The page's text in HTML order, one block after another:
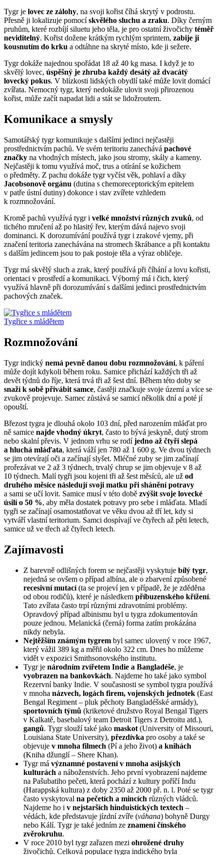
Tygr je lovec ze zálohy, na svoji kořist číhá skrytý v podrostu.
Přesně ji lokalizuje pomocískvělého sluchu a zraku. Díky černým
pruhům, které rozbíjí siluetu jeho těla, je pro ostatní živočichy téměř
neviditelný. Kořist dožene krátkým rychlým sprintem, zabije ji
kousnutím do krku a odtáhne na skryté místo, kde ji sežere.
Tygr dokáže najednou spořádat 18 až 40 kg masa. I když je to
skvělý lovec, úspěšný je zhruba každý desátý až dvacátý
lovecký pokus. V blízkosti lidských obydlí také může lovit domácí
zvířata. Nemocný tygr, který nedokáže ulovit svoji přirozenou
kořist, může začít napadat lidi a stát se lidožroutem.
Komunikace a smysly
Samotářský tygr komunikuje s dalšími jedinci nejčastěji
prostřednictvím pachů. Ve svém teritoriu zanechává pachové
značky na vhodných místech, jako jsou stromy, skály a kameny.
Nejčastěji k tomu využívá moč, trus a otírání se kožichem
o předměty. Z pachu dokáže tygr vyčíst věk, pohlaví a díky
Jacobsonově orgánu (dutina s chemoreceptorickým epitelem
v patře ústní dutiny) dokonce i stav zvířete vzhledem
k rozmnožování.
Kromě pachů využívá tygr i velké množství různých zvuků, od
tichého mručení až po hlasitý řev, kterým dává najevo svoji
dominanci. K dorozumívání používá tygr i zrakové vjemy, při
značení teritoria zanechávána na stromech škrábance a při kontaktu
s dalším jedincem jsou to pak postoje těla a výraz obličeje.
Tygr má skvělý sluch a zrak, který používá při číhání a lovu kořisti,
orientaci v prostředí a komunikaci. Výborný má i čich, který
využívá hlavně při dorozumívání s dalšími jedinci prostřednictvím
pachových značek.
Tygřice s mládětem
Rozmnožování
Tygr indický nemá pevně danou dobu rozmnožování, k páření
může dojít kdykoli během roku. Samice přichází každých tři až
devět týdnů do říje, která trvá tři až šest dní. Během této doby se
snaží k sobě přivábit samce, častěji značkuje svoje území a více se
zvukově projevuje. Samec zůstává se samicí několik dní a poté jí
opouští.
Březost tygra je dlouhá okolo 103 dní, před narozením mláďat pro
ně samice najde vhodný úkryt, často to bývá jeskyně, dutý strom
nebo skalní převis. V jednom vrhu se rodíjedno až čtyři slepá
a hluchá mláďata, která váží jen 780 až 1 600 g. Ve dvou týdnech
se jim otevírají oči a začínají slyšet. Mléčné zuby se jim začínají
prořezávat ve 2 až 3 týdnech, trvalý chrup se jim objevuje v 8 až
10 týdnech. Malí tygři jsou kojeni tři až šest měsíců, ale už od
druhého měsíce následují svoji matku při shánění potravy
a sami se učí lovit. Samice musí v této době zvýšit svoje lovecké
úsilí o 50 %, aby měla dostatek potravy pro sebe i mláďata. Mladí
tygři se začínají osamostatňovat ve věku dvou až tří let, kdy si
vytváří vlastní teritorium. Samci dospívají ve čtyřech až pěti letech,
samice už ve třech až čtyřech letech.
Zajímavosti
Z barevně odlišných forem se nejčastěji vyskytuje bílý tygr,
nejedná se ovšem o případ albína, ale o zbarvení způsobené
recesivní mutací(ta se projeví jen v případě, že je zděděna
od obou rodičů), které je následkem příbuzenského křížení.
Tato zvířata často trpí různými zdravotními problémy.
Opravdový případ albinismu byl u tygra zdokumentován
pouze jednou. Melanická (černá) forma zatím prokázána
nikdy nebyla.
Nejtěžším známým tygrem byl samec ulovený v roce 1967,
který vážil 389 kg a měřil okolo 322 cm. Dnes ho můžeme
vidět v expozici Smithsonovského institutu.
Tygr je národním zvířetem Indie a Bangladéše, je
vyobrazen na bankovkách. Najdeme ho také jako symbol
Rezervní banky Indie. V současnosti se symbol tygra používá
v mnoha názvech, logách firem, vojenských jednotek (East
Bengal Regiment – pluk pěchoty Bangladéšské armády),
sportovních týmů (kriketové družstvo Royal Bengal Tigers
v Kalkatě, basebalový team Detroit Tigers z Detroitu atd.),
gangů. Tygr slouží také jako maskot (University of Missouri,
Louisiana State University), přezdívka pro osoby a také se
objevuje v mnoha filmech (Pí a jeho život) a knihách
(Kniha džunglí – Shere Khan).
Tygr má významné postavení v mnoha asijských
kulturách a náboženstvích. Jeho první vyobrazení najdeme
na Pašubatiho pečeti, která pochází z kultury poříčí Indu
(Harappská kultura) z doby 2350 až 2000 př. n. l. Poté se tygr
často vyskytoval na pečetích a mincích různých vládců.
Najdeme ho i v nejstarších hinduistických textech –
védách, kde představuje jízdní zvíře (váhana) bohyně Durgy
nebo Kálí. Tygr je také jedním ze znamení čínského
zvěrokruhu.
V roce 2010 byl tygr zařazen mezi ohrožené druhy
živočichů. Celková populace tygra indického byla